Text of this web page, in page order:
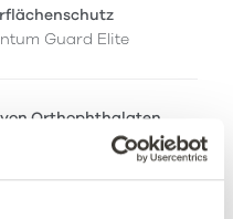
Guard Elite
Orthophthalaten
Hergestellt unter